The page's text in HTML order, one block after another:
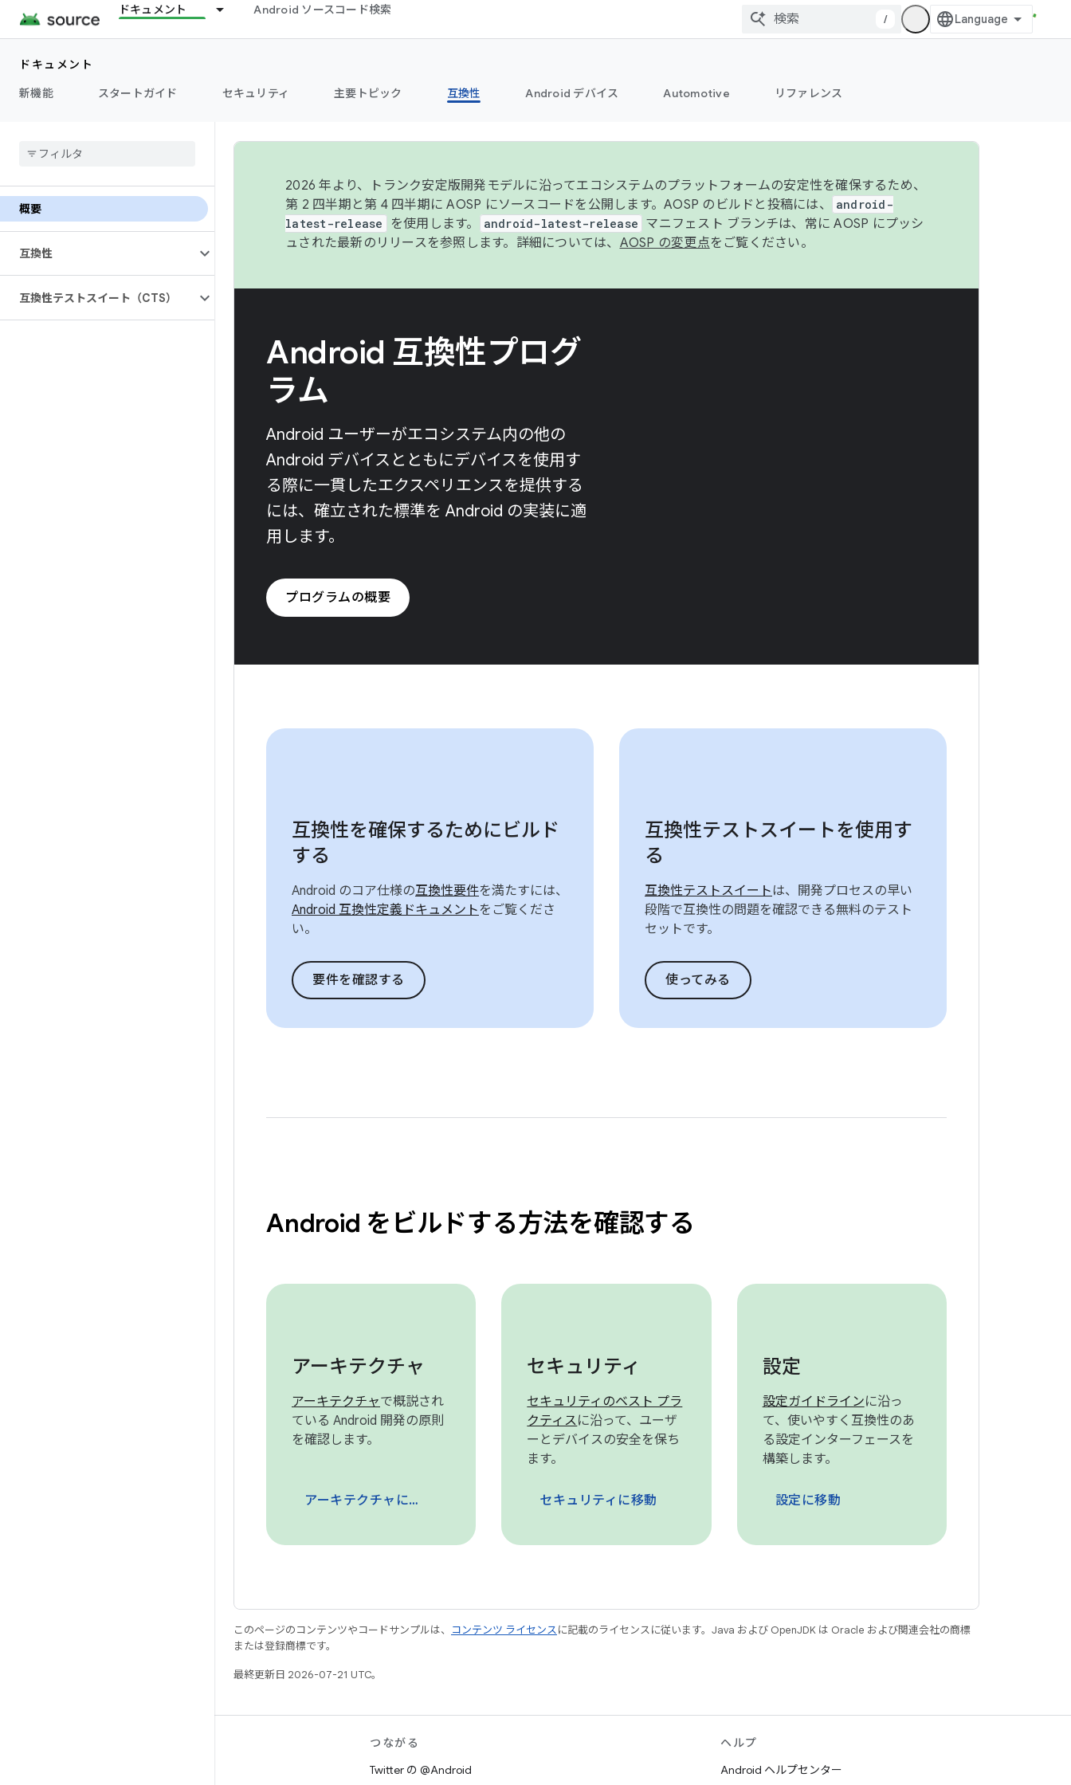
ドキュメント Android ソースコード検索
/
ドキュメント
新機能
スタートガイド セキュリティ 主要トピック 互換性 Android デバイス Automotive リファレンス
概要
互換性
互換性テストスイート（CTS）
2026 年より、トランク安定版開発モデルに沿ってエコシステムのプラットフォームの安定性を確保するため、
第 2 四半期と第 4 四半期に AOSP にソースコードを公開します。AOSP のビルドと投稿には、
android-
latest-release
を使用します。 android-latest-release マニフェスト ブランチは、常に AOSP にプッシ
ュされた最新のリリースを参照します。詳細については、 AOSP の変更点をご覧ください。
Android 互換性プログ
ラム
Android ユーザーがエコシステム内の他の
Android デバイスとともにデバイスを使用す
る際に一貫したエクスペリエンスを提供する
には、確立された標準を Android の実装に適
用します。
プログラムの概要
互換性を確保するためにビルド
する
Android のコア仕様の互換性要件を満たすには、
Android 互換性定義ドキュメント をご覧くださ
い。
要件を確認する
互換性テストスイートを使用す
る
互換性テストスイートは、開発プロセスの早い
段階で互換性の問題を確認できる無料のテスト
セットです。
使ってみる
Android をビルドする方法を確認する
アーキテクチャ
アーキテクチャで概説され
ている Android 開発の原則
を確認します。
アーキテクチャに移動
セキュリティ
セキュリティのベスト プラ
クティスに沿って、ユーザ
ーとデバイスの安全を保ち
ます。
セキュリティに移動
設定
設定ガイドラインに沿っ
て、使いやすく互換性のあ
る設定インターフェースを
構築します。
設定に移動
このページのコンテンツやコードサンプルは、 コンテンツ ライセンスに記載のライセンスに従います。Java および OpenJDK は Oracle および関連会社の商標
または登録商標です。
最終更新日 2026-07-21 UTC。
つながる
Twitter の @Android
ヘルプ
Android ヘルプセンター